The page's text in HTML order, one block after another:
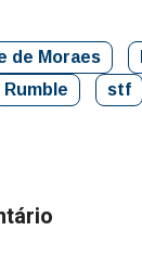
de Moraes
Rumble
stf